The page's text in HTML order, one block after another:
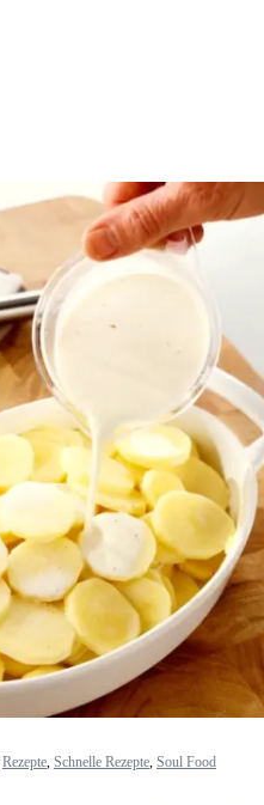
Rezepte, Schnelle Rezepte, Soul Food